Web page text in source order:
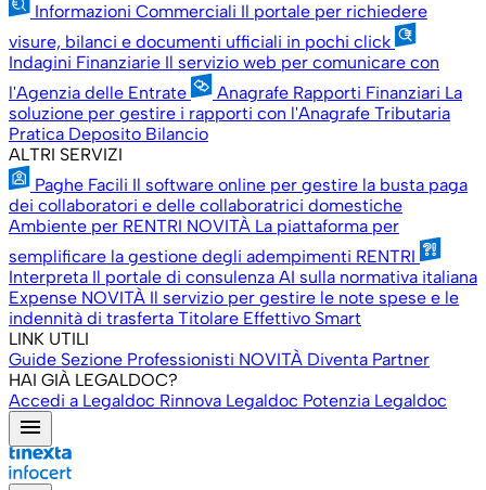
Informazioni Commerciali Il portale per richiedere
visure, bilanci e documenti ufficiali in pochi click
Indagini Finanziarie Il servizio web per comunicare con
l'Agenzia delle Entrate
Anagrafe Rapporti Finanziari La
soluzione per gestire i rapporti con l'Anagrafe Tributaria
Pratica Deposito Bilancio
ALTRI SERVIZI
Paghe Facili Il software online per gestire la busta paga
dei collaboratori e delle collaboratrici domestiche
Ambiente per RENTRI NOVITÀ La piattaforma per
semplificare la gestione degli adempimenti RENTRI
Interpreta Il portale di consulenza AI sulla normativa italiana
Expense NOVITÀ Il servizio per gestire le note spese e le
indennità di trasferta Titolare Effettivo Smart
LINK UTILI
Guide Sezione Professionisti NOVITÀ Diventa Partner
HAI GIÀ LEGALDOC?
Accedi a Legaldoc Rinnova Legaldoc Potenzia Legaldoc
menu